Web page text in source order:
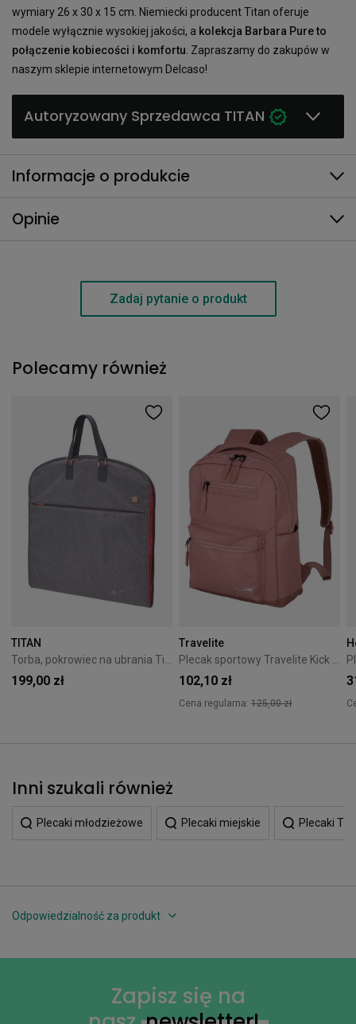
wymiary 26 x 30 x 15 cm. Niemiecki producent Titan oferuje
modele wyłącznie wysokiej jakości, a kolekcja Barbara Pure to
połączenie kobiecości i komfortu . Zapraszamy do zakupów w
naszym sklepie internetowym Delcaso!
Autoryzowany Sprzedawca TITAN
Informacje o produkcie
Opinie
Zadaj pytanie o produkt
Polecamy również
TITAN
199,00 zł
Travelite
102,10 zł
Cena regularna: 125,00 zł
Inni szukali również
Plecaki młodzieżowe Plecaki miejskie Plecaki
Odpowiedzialność za produkt
Zapisz się na